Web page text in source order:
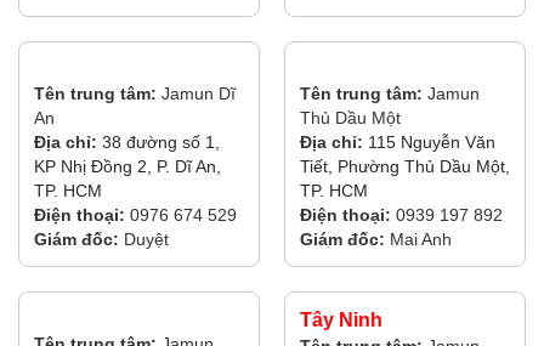
Tên trung tâm: Jamun Dĩ
An
Địa chỉ: 38 đường số 1,
KP Nhị Đồng 2, P. Dĩ An,
TP. HCM
Điện thoại: 0976 674 529
Giám đốc: Duyệt
Tên trung tâm: Jamun
Thủ Dầu Một
Địa chỉ: 115 Nguyễn Văn
Tiết, Phường Thủ Dầu Một,
TP. HCM
Điện thoại: 0939 197 892
Giám đốc: Mai Anh
Tây Ninh